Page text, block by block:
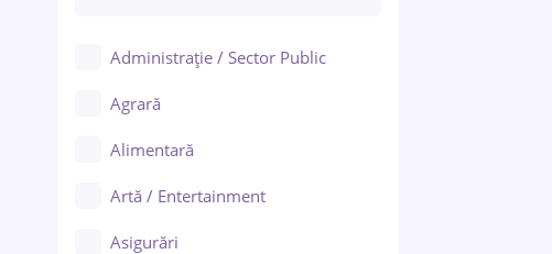
Administrație / Sector Public
Agrară
Alimentară
Artă / Entertainment
Asigurări